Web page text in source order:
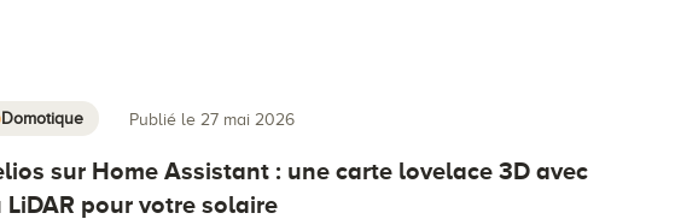
Domotique Publié le 27 mai 2026
sur Home Assistant : une carte lovelace 3D avec
LiDAR pour votre solaire